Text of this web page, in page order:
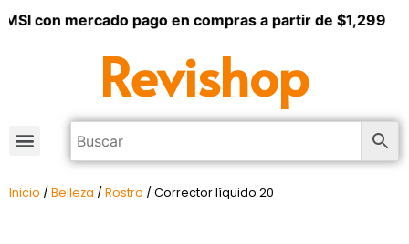
con mercado pago en compras a partir de $1,299
Revishop
Inicio / Belleza / Rostro / Corrector líquido 20